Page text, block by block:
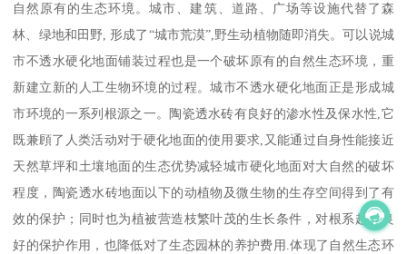
自然原有的生态环境。城市、建筑、道路、广场等设施代替了森
林、绿地和田野, 形成了“城市荒漠”,野生动植物随即消失。可以说城
市不透水硬化地面铺装过程也是一个破坏原有的自然生态环境，重
新建立新的人工生物环境的过程。城市不透水硬化地面正是形成城
市环境的一系列根源之一。陶瓷透水砖有良好的渗水性及保水性,它
既兼頋了人类活动对于硬化地面的使用要求,又能通过自身性能接近
天然草坪和土壤地面的生态优势减轻城市硬化地面对大自然的破坏
程度，陶瓷透水砖地面以下的动植物及微生物的生存空间得到了有
效的保护；同时也为植被营造枝繁叶茂的生长条件，对根系起到良
好的保护作用，也降低对了生态园林的养护费用.体现了自然生态环